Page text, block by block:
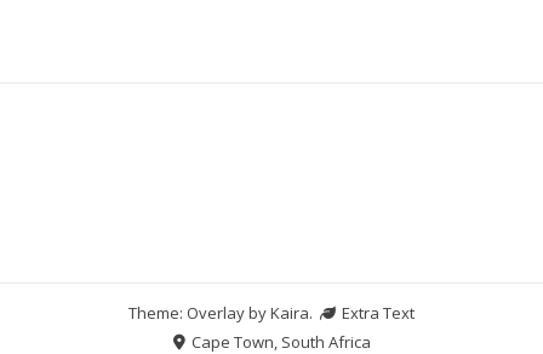
Theme: Overlay byKaira.
Extra Text
Cape Town, South Africa